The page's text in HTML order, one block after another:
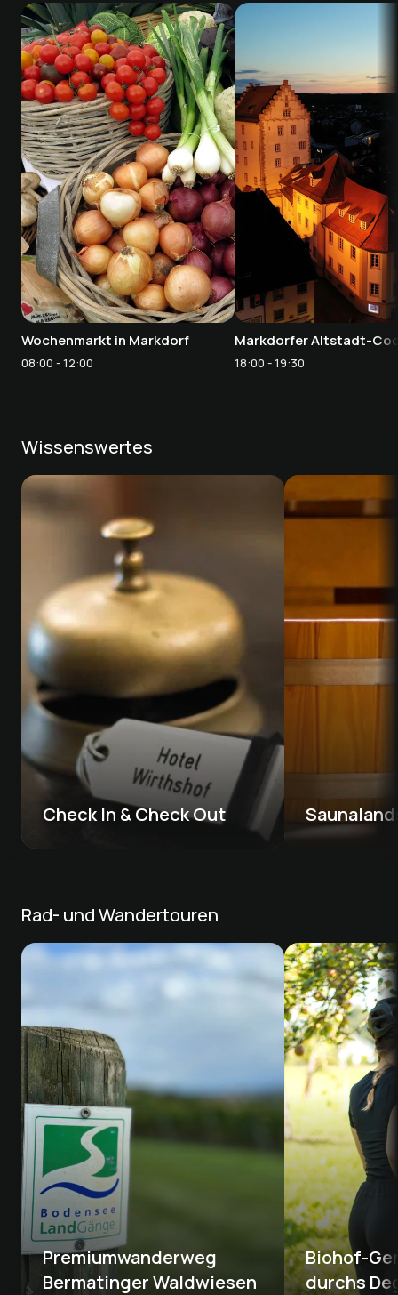
Wochenmarkt in Markdorf
08:00 - 12:00
Markdorfer Altstadt-
18:00 - 19:30
Wissenswertes
Check In & Check Out
Rad- und Wandertouren
Premiumwanderweg
Bermatinger Waldwiesen
Biohof-
durchs